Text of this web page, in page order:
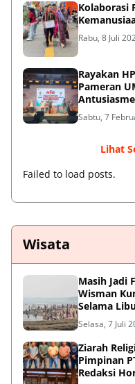
Kolaborasi
Rabu, 8 Juli
Rayakan
Pameran
Sabtu, 7
Lihat
Failed to load posts.
Wisata
Masih Jadi
Wisman
Selama
Selasa, 7 Juli
Ziarah
Pimpinan
Redaksi